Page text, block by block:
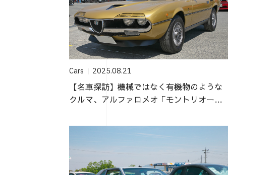
Cars 2025.08.21
【名車探訪】機械ではなく有機物のような
クルマ、アルファロメオ「モントリオー